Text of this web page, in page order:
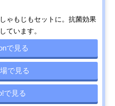
ゃもじもセットに。抗菌効果
ています。
で見る
で見る
で見る